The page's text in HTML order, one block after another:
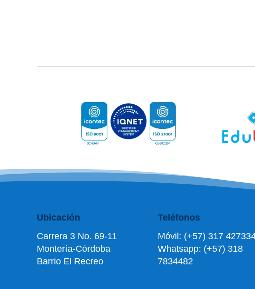
Ubicación
Carrera 3 No. 69-11
Montería-Córdoba
Barrio El Recreo
Teléfonos
Móvil: (+57) 317
Whatsapp: (+57) 318
7834482